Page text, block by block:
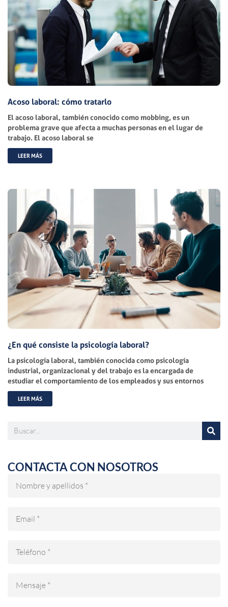
Acoso laboral: cómo tratarlo
El acoso laboral, también conocido como mobbing, es un
problema grave que afecta a muchas personas en el lugar de
trabajo. El acoso laboral se
LEER MÁS
¿En qué consiste la psicología laboral?
La psicología laboral, también conocida como psicología
industrial, organizacional y del trabajo es la encargada de
estudiar el comportamiento de los empleados y sus entornos
LEER MÁS
Buscar
CONTACTA CON NOSOTROS